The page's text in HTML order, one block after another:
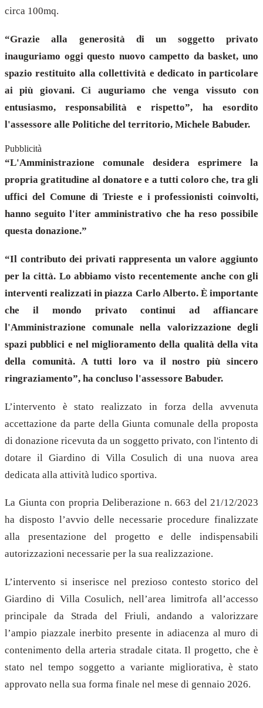
circa 100mq.
“Grazie alla generosità di un soggetto privato
inauguriamo oggi questo nuovo campetto da basket, uno
spazio restituito alla collettività e dedicato in particolare
ai più giovani. Ci auguriamo che venga vissuto con
entusiasmo, responsabilità e rispetto”, ha esordito
l'assessore alle Politiche del territorio, Michele Babuder.
Pubblicità
“L'Amministrazione comunale desidera esprimere la
propria gratitudine al donatore e a tutti coloro che, tra gli
uffici del Comune di Trieste e i professionisti coinvolti,
hanno seguito l'iter amministrativo che ha reso possibile
questa donazione.”
“Il contributo dei privati rappresenta un valore aggiunto
per la città. Lo abbiamo visto recentemente anche con gli
interventi realizzati in piazza Carlo Alberto. È importante
che il mondo privato continui ad affiancare
l'Amministrazione comunale nella valorizzazione degli
spazi pubblici e nel miglioramento della qualità della vita
della comunità. A tutti loro va il nostro più sincero
ringraziamento”, ha concluso l'assessore Babuder.
L’intervento è stato realizzato in forza della avvenuta
accettazione da parte della Giunta comunale della proposta
di donazione ricevuta da un soggetto privato, con l'intento di
dotare il Giardino di Villa Cosulich di una nuova area
dedicata alla attività ludico sportiva.
La Giunta con propria Deliberazione n. 663 del 21/12/2023
ha disposto l’avvio delle necessarie procedure finalizzate
alla presentazione del progetto e delle indispensabili
autorizzazioni necessarie per la sua realizzazione.
L’intervento si inserisce nel prezioso contesto storico del
Giardino di Villa Cosulich, nell’area limitrofa all’accesso
principale da Strada del Friuli, andando a valorizzare
l’ampio piazzale inerbito presente in adiacenza al muro di
contenimento della arteria stradale citata. Il progetto, che è
stato nel tempo soggetto a variante migliorativa, è stato
approvato nella sua forma finale nel mese di gennaio 2026.